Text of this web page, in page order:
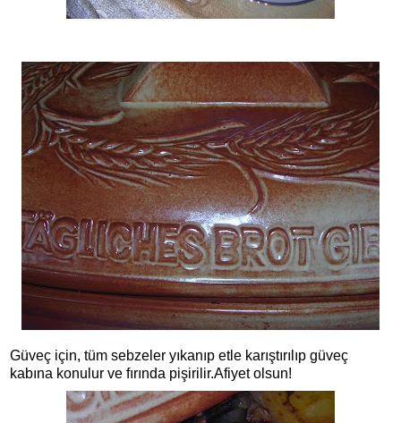
Güveç için, tüm sebzeler yıkanıp etle karıştırılıp güveç
kabına konulur ve fırında pişirilir.Afiyet olsun!